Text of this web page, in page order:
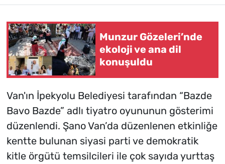
Munzur Gözeleri’nde
ekoloji ve ana dil
konuşuldu
Van'ın İpekyolu Belediyesi tarafından “Bazde
Bavo Bazde” adlı tiyatro oyununun gösterimi
düzenlendi. Şano Van’da düzenlenen etkinliğe
kentte bulunan siyasi parti ve demokratik
kitle örgütü temsilcileri ile çok sayıda yurttaş